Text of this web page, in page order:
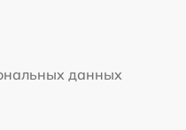
данных